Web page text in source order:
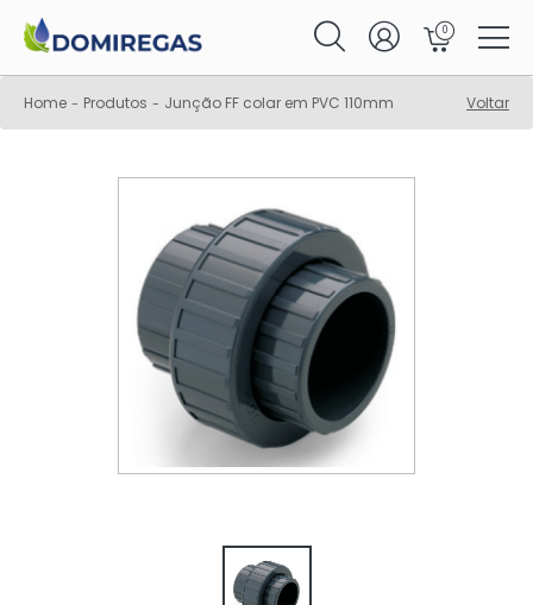
0
Home - Produtos - Junção FF colar em PVC 110mm Voltar